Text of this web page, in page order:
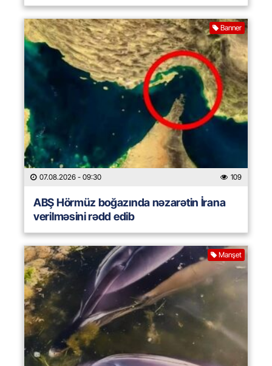
Banner
07.08.2026 - 09:30 109
ABŞ Hörmüz boğazında nəzarətin İrana
verilməsini rədd edib
Manşet